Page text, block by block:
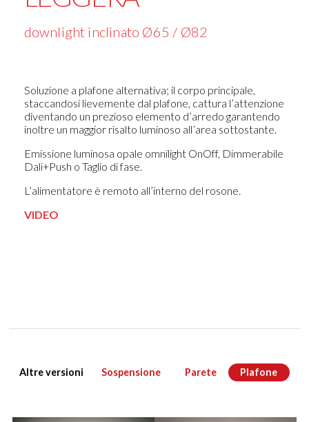
downlight inclinato Ø65 / Ø82
Soluzione a plafone alternativa; il corpo principale,
staccandosi lievemente dal plafone, cattura l’attenzione
diventando un prezioso elemento d’arredo garantendo
inoltre un maggior risalto luminoso all’area sottostante.
Emissione luminosa opale omnilight OnOff, Dimmerabile
Dali+Push o Taglio di fase.
L’alimentatore è remoto all’interno del rosone.
VIDEO